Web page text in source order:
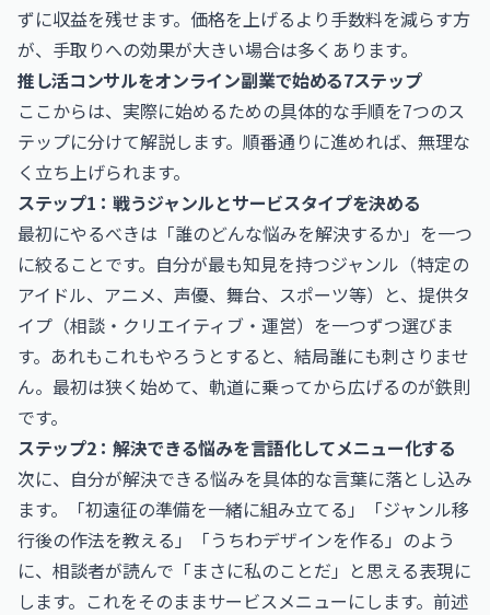
ずに収益を残せます。価格を上げるより手数料を減らす方
が、手取りへの効果が大きい場合は多くあります。
推し活コンサルをオンライン副業で始める7ステップ
ここからは、実際に始めるための具体的な手順を7つのス
テップに分けて解説します。順番通りに進めれば、無理な
く立ち上げられます。
ステップ1：戦うジャンルとサービスタイプを決める
最初にやるべきは「誰のどんな悩みを解決するか」を一つ
に絞ることです。自分が最も知見を持つジャンル（特定の
アイドル、アニメ、声優、舞台、スポーツ等）と、提供タ
イプ（相談・クリエイティブ・運営）を一つずつ選びま
す。あれもこれもやろうとすると、結局誰にも刺さりませ
ん。最初は狭く始めて、軌道に乗ってから広げるのが鉄則
です。
ステップ2：解決できる悩みを言語化してメニュー化する
次に、自分が解決できる悩みを具体的な言葉に落とし込み
ます。「初遠征の準備を一緒に組み立てる」「ジャンル移
行後の作法を教える」「うちわデザインを作る」のよう
に、相談者が読んで「まさに私のことだ」と思える表現に
します。これをそのままサービスメニューにします。前述